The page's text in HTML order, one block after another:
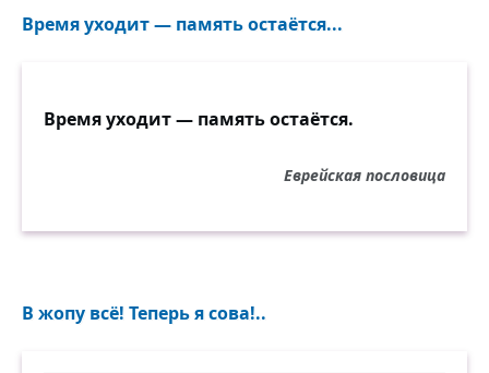
Время уходит — память остаётся...
Время уходит — память остаётся.
Еврейская пословица
В жопу всё! Теперь я сова!..